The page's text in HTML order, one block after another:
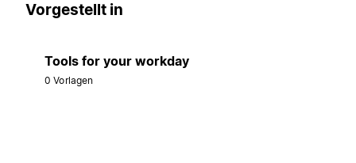
Vorgestellt in
Tools for your workday
0 Vorlagen